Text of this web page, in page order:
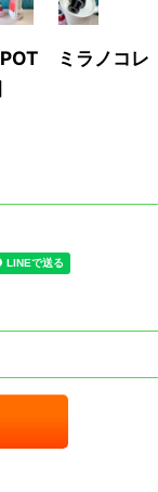
ミラノコレ